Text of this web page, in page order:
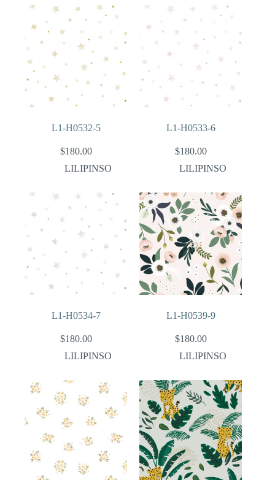
L1-H0532-5
$180.00
LILIPINSO
L1-H0533-6
$180.00
LILIPINSO
L1-H0534-7
$180.00
LILIPINSO
L1-H0539-9
$180.00
LILIPINSO